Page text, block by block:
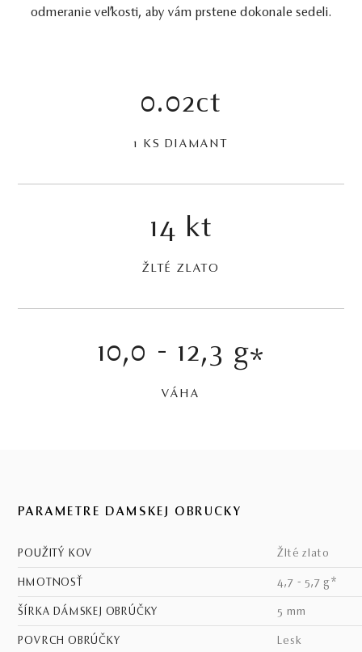
odmeranie veľkosti, aby vám prstene dokonale sedeli.
0.02ct
1 KS DIAMANT
14 kt
ŽLTÉ ZLATO
10,0 - 12,3 g*
VÁHA
PARAMETRE DÁMSKEJ OBRÚČKY
POUŽITÝ KOV žlté zlato
HMOTNOSŤ 4,7 - 5,7 g*
ŠÍRKA DÁMSKEJ OBRÚČKY 5 mm
POVRCH OBRÚČKY lesk